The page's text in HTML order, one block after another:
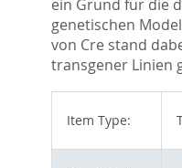
ein Grund für die
genetischen
von Cre stand
transgener Linien
Item Type: